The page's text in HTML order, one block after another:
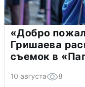
«Добро
Гришаева
съемок в
10 августа 8